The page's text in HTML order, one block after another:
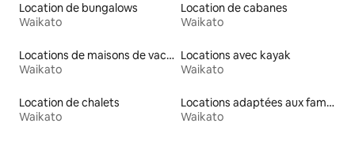
Location de bungalows
Waikato
Location de cabanes
Waikato
Locations de maisons de vacances
Waikato
Locations avec kayak
Waikato
Location de chalets
Waikato
Locations adaptées aux familles
Waikato